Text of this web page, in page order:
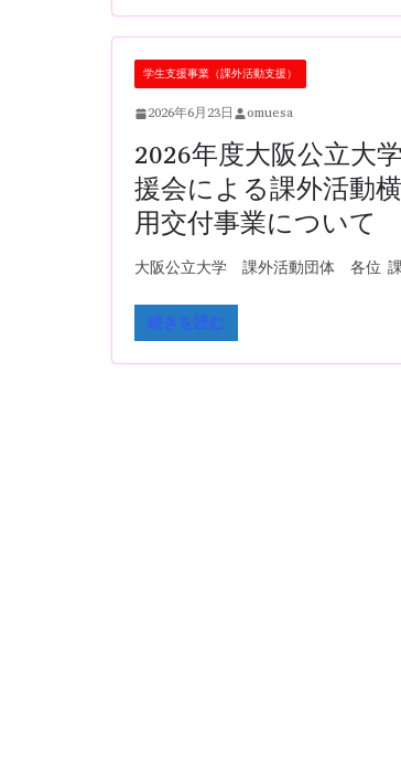
学生支援事業（課外活動支援）
2026年6月23日 omuesa
2026年度大阪公立大
援会による課外活動
用交付事業について
大阪公立大学 課外活動団体 各位
続きを読む